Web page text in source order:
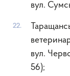
вул.
вул.
56);